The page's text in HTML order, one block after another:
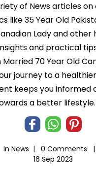
of News articles on
like 35 Year Old
Lady and other
and practical
Married 70 Year Old
journey to a
keeps you informed
a better lifestyle.
In News | 0 Comments |
16 Sep 2023